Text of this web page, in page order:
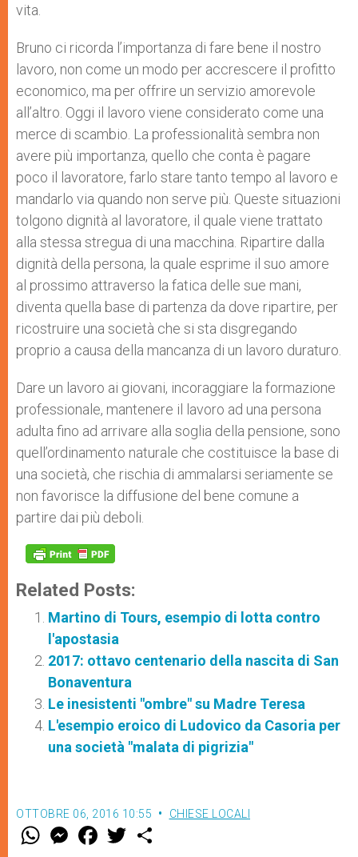
vita.
Bruno ci ricorda l’importanza di fare bene il nostro
lavoro, non come un modo per accrescere il profitto
economico, ma per offrire un servizio amorevole
all’altro. Oggi il lavoro viene considerato come una
merce di scambio. La professionalità sembra non
avere più importanza, quello che conta è pagare
poco il lavoratore, farlo stare tanto tempo al lavoro e
mandarlo via quando non serve più. Queste situazioni
tolgono dignità al lavoratore, il quale viene trattato
alla stessa stregua di una macchina. Ripartire dalla
dignità della persona, la quale esprime il suo amore
al prossimo attraverso la fatica delle sue mani,
diventa quella base di partenza da dove ripartire, per
ricostruire una società che si sta disgregando
proprio a causa della mancanza di un lavoro duraturo.
Dare un lavoro ai giovani, incoraggiare la formazione
professionale, mantenere il lavoro ad una persona
adulta fino ad arrivare alla soglia della pensione, sono
quell’ordinamento naturale che costituisce la base di
una società, che rischia di ammalarsi seriamente se
non favorisce la diffusione del bene comune a
partire dai più deboli.
Related Posts:
Martino di Tours, esempio di lotta contro
l'apostasia
2017: ottavo centenario della nascita di San
Bonaventura
Le inesistenti "ombre" su Madre Teresa
L'esempio eroico di Ludovico da Casoria per
una società "malata di pigrizia"
OTTOBRE 06, 2016 10:55 CHIESE LOCALI
W M
e
F
a w